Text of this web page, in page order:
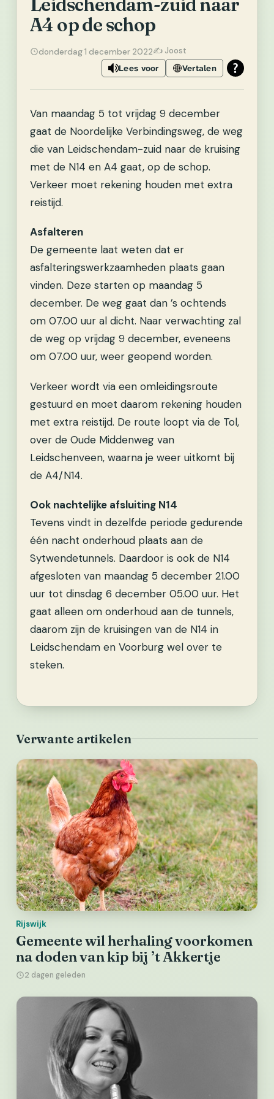
A4 op de schop
donderdag 1 december 2022✍️ Joost
Lees voor Vertalen
Van maandag 5 tot vrijdag 9 december
gaat de Noordelijke Verbindingsweg, de weg
die van Leidschendam-zuid naar de kruising
met de N14 en A4 gaat, op de schop.
Verkeer moet rekening houden met extra
reistijd.
Asfalteren
De gemeente laat weten dat er
asfalteringswerkzaamheden plaats gaan
vinden. Deze starten op maandag 5
december. De weg gaat dan ’s ochtends
om 07.00 uur al dicht. Naar verwachting zal
de weg op vrijdag 9 december, eveneens
om 07.00 uur, weer geopend worden.
Verkeer wordt via een omleidingsroute
gestuurd en moet daarom rekening houden
met extra reistijd. De route loopt via de Tol,
over de Oude Middenweg van
Leidschenveen, waarna je weer uitkomt bij
de A4/N14.
Ook nachtelijke afsluiting N14
Tevens vindt in dezelfde periode gedurende
één nacht onderhoud plaats aan de
Sytwendetunnels. Daardoor is ook de N14
afgesloten van maandag 5 december 21.00
uur tot dinsdag 6 december 05.00 uur. Het
gaat alleen om onderhoud aan de tunnels,
daarom zijn de kruisingen van de N14 in
Leidschendam en Voorburg wel over te
steken.
Verwante artikelen
Rijswijk
Gemeente wil herhaling voorkomen
na doden van kip bij ’t Akkertje
2 dagen geleden